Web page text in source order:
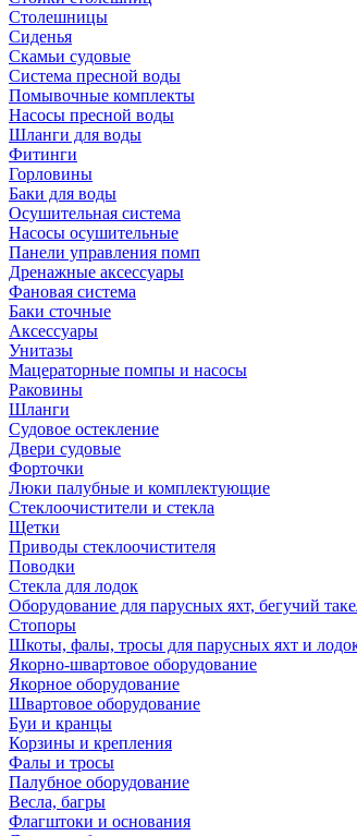
Столешницы
Сиденья
Скамьи судовые
Система пресной воды
Помывочные комплекты
Насосы пресной воды
Шланги для воды
Фитинги
Горловины
Баки для воды
Осушительная система
Насосы осушительные
Панели управления помп
Дренажные аксессуары
Фановая система
Баки сточные
Аксессуары
Унитазы
Мацераторные помпы и насосы
Раковины
Шланги
Судовое остекление
Двери судовые
Форточки
Люки палубные и комплектующие
Стеклоочистители и стекла
Щетки
Приводы стеклоочистителя
Поводки
Стекла для лодок
Оборудование для парусных яхт, бегучий
Стопоры
Шкоты, фалы, тросы для парусных яхт и
Якорно-швартовое оборудование
Якорное оборудование
Швартовое оборудование
Буи и кранцы
Корзины и крепления
Фалы и тросы
Палубное оборудование
Весла, багры
Флагштоки и основания